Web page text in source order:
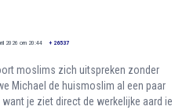
2026 om 20:44 + 26537
moslims zich uitspreken zonder
Michael de huismoslim al een paar
je ziet direct de werkelijke aard ie